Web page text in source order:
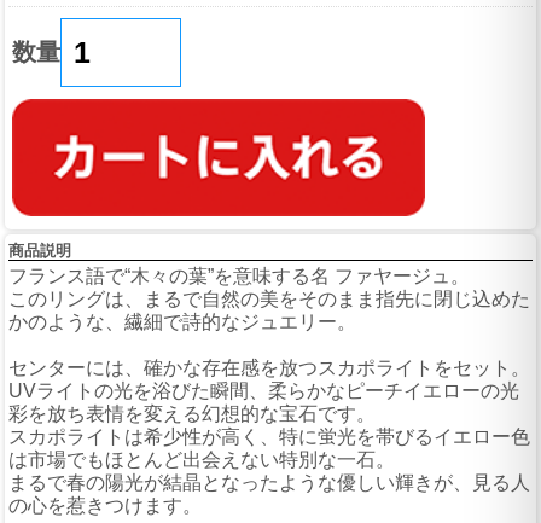
数量
商品説明
フランス語で“木々の葉”を意味する名 ファヤージュ。
このリングは、まるで自然の美をそのまま指先に閉じ込めた
かのような、繊細で詩的なジュエリー。
センターには、確かな存在感を放つスカポライトをセット。
UVライトの光を浴びた瞬間、柔らかなピーチイエローの光
彩を放ち表情を変える幻想的な宝石です。
スカポライトは希少性が高く、特に蛍光を帯びるイエロー色
は市場でもほとんど出会えない特別な一石。
まるで春の陽光が結晶となったような優しい輝きが、見る人
の心を惹きつけます。